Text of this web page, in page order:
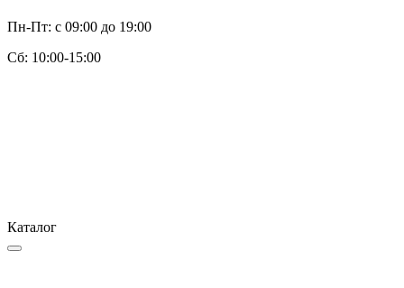
Пн-Пт: с 09:00 до 19:00
Cб: 10:00-15:00
Каталог